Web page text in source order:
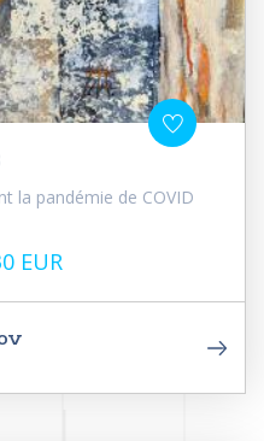
la pandémie de COVID
EUR